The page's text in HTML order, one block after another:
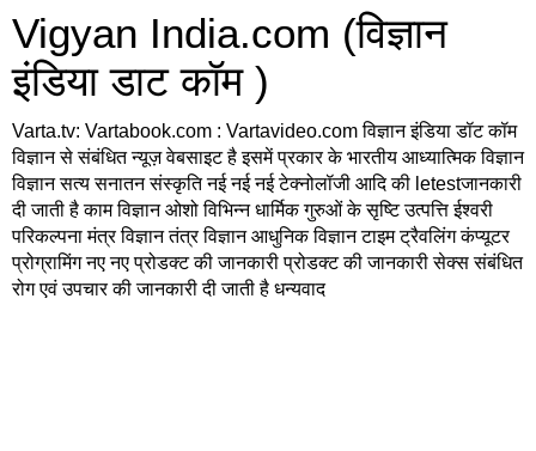
Vigyan India.com (विज्ञान
इंडिया डाट कॉम )
Varta.tv: Vartabook.com : Vartavideo.com विज्ञान इंडिया डॉट कॉम
विज्ञान से संबंधित न्यूज़ वेबसाइट है इसमें प्रकार के भारतीय आध्यात्मिक विज्ञान
विज्ञान सत्य सनातन संस्कृति नई नई नई टेक्नोलॉजी आदि की letestजानकारी
दी जाती है काम विज्ञान ओशो विभिन्न धार्मिक गुरुओं के सृष्टि उत्पत्ति ईश्वरी
परिकल्पना मंत्र विज्ञान तंत्र विज्ञान आधुनिक विज्ञान टाइम ट्रैवलिंग कंप्यूटर
प्रोग्रामिंग नए नए प्रोडक्ट की जानकारी प्रोडक्ट की जानकारी सेक्स संबंधित
रोग एवं उपचार की जानकारी दी जाती है धन्यवाद